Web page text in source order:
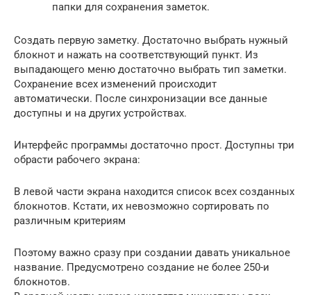
папки для сохранения заметок.
Создать первую заметку. Достаточно выбрать нужный
блокнот и нажать на соответствующий пункт. Из
выпадающего меню достаточно выбрать тип заметки.
Сохранение всех изменений происходит
автоматически. После синхронизации все данные
доступны и на других устройствах.
Интерфейс программы достаточно прост. Доступны три
обрасти рабочего экрана:
В левой части экрана находится список всех созданных
блокнотов. Кстати, их невозможно сортировать по
различным критериям
Поэтому важно сразу при создании давать уникальное
название. Предусмотрено создание не более 250-и
блокнотов.